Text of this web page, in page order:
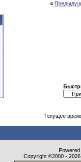
«
Текущее
Copyright ©2000 -